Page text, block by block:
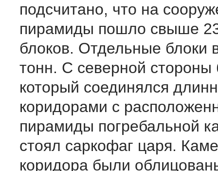
подсчитано, что на
пирамиды пошло свыше
блоков. Отдельные блоки
тонн. С северной стороны
который соединялся
коридорами с
пирамиды погребальной
стоял саркофаг царя.
коридора были